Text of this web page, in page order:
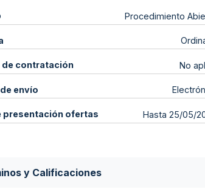
Procedimiento
de contratación No
envío
presentación ofertas Hasta 25/05/
y Calificaciones